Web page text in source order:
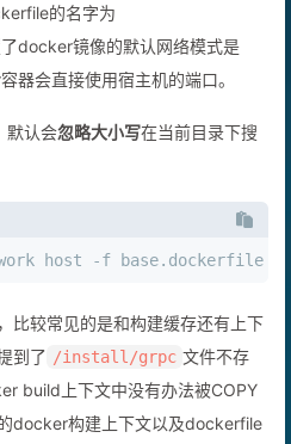
的名字为
docker镜像的默认网络模式是
器会直接使用宿主机的端口。
默认会忽略大小写在当前目录下搜
host -f base.dockerfile .
比较常见的是和构建缓存还有上下
到了 /install/grpc 文件不存
build上下文中没有办法被COPY
docker构建上下文以及dockerfile